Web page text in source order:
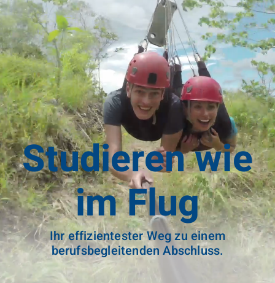
Studieren wie
im Flug
Ihr effizientester Weg zu einem
berufsbegleitenden Abschluss.